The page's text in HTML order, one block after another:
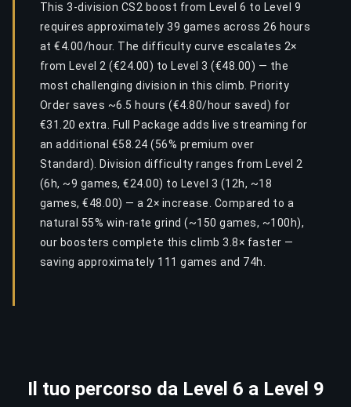
This 3-division CS2 boost from Level 6 to Level 9
requires approximately 39 games across 26 hours
at €4.00/hour. The difficulty curve escalates 2×
from Level 2 (€24.00) to Level 3 (€48.00) — the
most challenging division in this climb. Priority
Order saves ~6.5 hours (€4.80/hour saved) for
€31.20 extra. Full Package adds live streaming for
an additional €58.24 (56% premium over
Standard). Division difficulty ranges from Level 2
(6h, ~9 games, €24.00) to Level 3 (12h, ~18
games, €48.00) — a 2× increase. Compared to a
natural 55% win-rate grind (~150 games, ~100h),
our boosters complete this climb 3.8× faster —
saving approximately 111 games and 74h.
Il tuo percorso da Level 6 a Level 9